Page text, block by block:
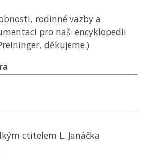
rodinné vazby a
pro naši encyklopedii
děkujeme.)
ctitelem L. Janáčka